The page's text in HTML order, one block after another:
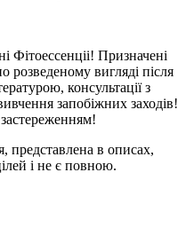
Фітоессенціі! Призначені
розведеному вигляді після
, консультації з
запобіжних заходів!
застереженням!
, представлена в описах,
і не є повною.